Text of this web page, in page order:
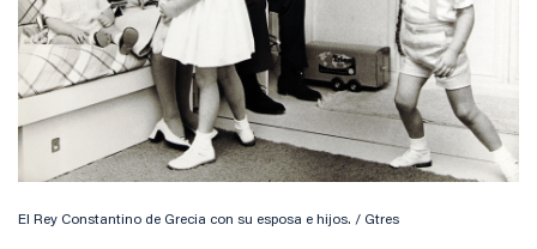
El Rey Constantino de Grecia con su esposa e hijos. / Gtres